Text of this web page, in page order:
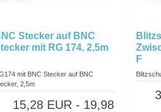
Stecker auf BNC
mit RG 174, 2,5m
mit BNC Stecker auf BNC
2,5m
15,28 EUR - 19,98
F